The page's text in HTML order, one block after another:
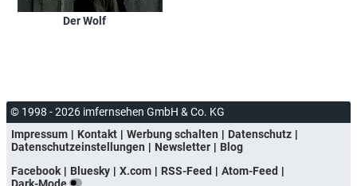
Der Wolf
© 1998 - 2026 imfernsehen GmbH & Co. KG
Impressum
Kontakt Werbung schalten
Datenschutz
Datenschutzeinstellungen
Newsletter
Blog
Facebook
Bluesky X.com RSS-Feed
Atom-Feed